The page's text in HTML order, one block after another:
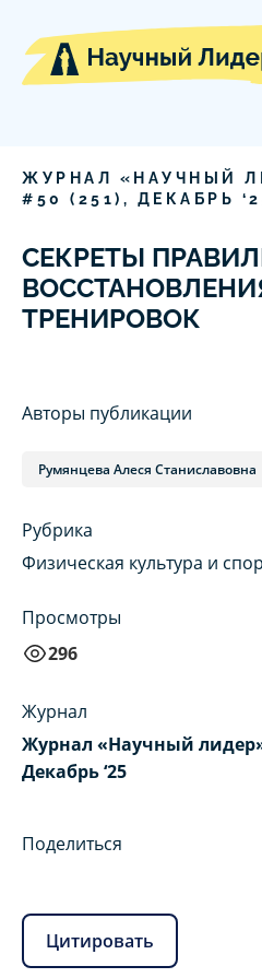
ЖУРНАЛ «НАУЧНЫЙ
# 50 ( 251), ДЕКАБРЬ ‘
СЕКРЕТЫ
ТРЕНИРОВОК
Авторы публикации
Румянцева Алеся Станиславовна
Рубрика
Физическая культура и
Просмотры
296
Журнал
Журнал «Научный лидер»
Декабрь ‘25
Поделиться
Цитировать